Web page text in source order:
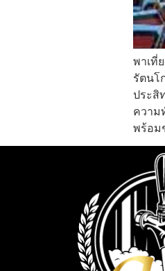
พาเที่
รัตนโ
ประสิ
ความ
พร้อม